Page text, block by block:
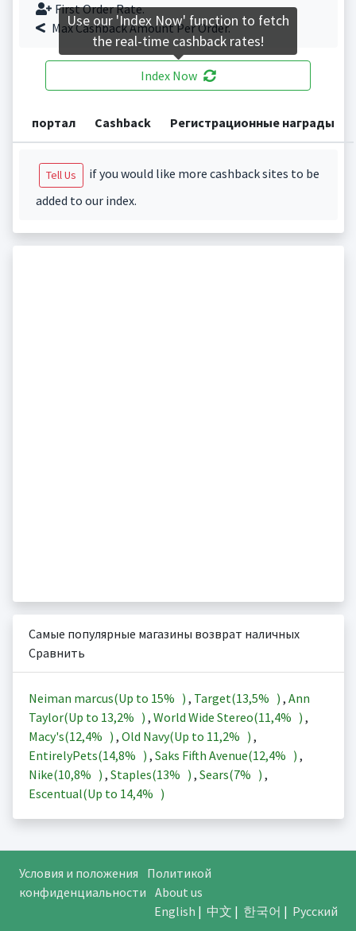
First Order Rate.
Max Cashback Amount Per Order.
Index Now
портал Cashback Регистрационные награды
Tell Us
if you would like more cashback sites to be
added to our index.
Самые популярные магазины возврат наличных
Сравнить
Neiman marcus(Up to 15% ) , Target(13,5% ) , Ann
Taylor(Up to 13,2% ) , World Wide Stereo(11,4% ) ,
Macy's(12,4% ) , Old Navy(Up to 11,2% ) ,
EntirelyPets(14,8% ) , Saks Fifth Avenue(12,4% ) ,
Nike(10,8% ) , Staples(13% ) , Sears(7% ) ,
Escentual(Up to 14,4% )
Условия и положения
Политикой
конфиденциальности About us
English | 中文 | 한국어 | Русский
Use our 'Index Now' function to fetch
the real-time cashback rates!